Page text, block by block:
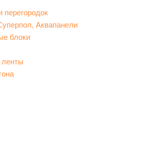
перегородок
Аквапанели
блоки
ленты